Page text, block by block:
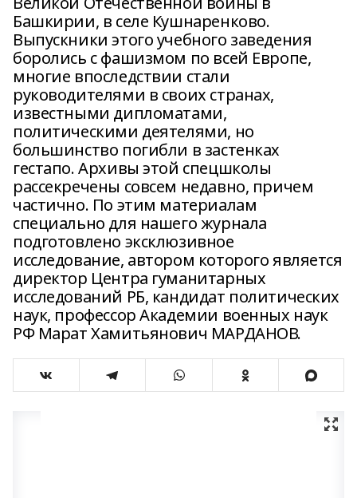
Башкирии, в селе Кушнаренково.
Выпускники этого учебного заведения
боролись с фашизмом по всей Европе,
многие впоследствии стали
руководителями в своих странах,
известными дипломатами,
политическими деятелями, но
большинство погибли в застенках
гестапо. Архивы этой спецшколы
рассекречены совсем недавно, причем
частично. По этим материалам
специально для нашего журнала
подготовлено эксклюзивное
исследование, автором которого является
директор Центра гуманитарных
исследований РБ, кандидат политических
наук, профессор Академии военных наук
РФ Марат Хамитьянович МАРДАНОВ.